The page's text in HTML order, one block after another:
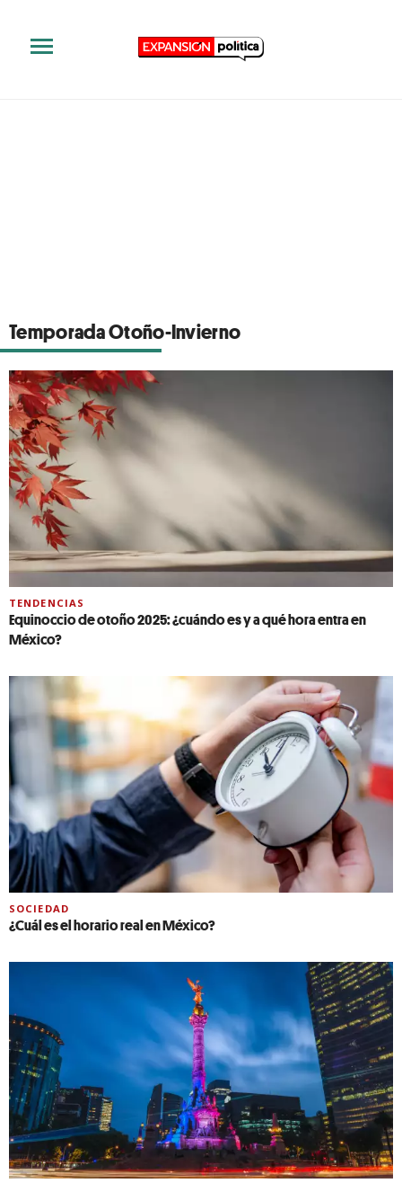
Temporada Otoño-Invierno
TENDENCIAS
Equinoccio de otoño 2025: ¿cuándo es y a qué hora entra en
México?
SOCIEDAD
¿Cuál es el horario real en México?